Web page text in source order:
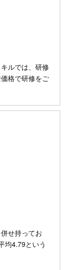
ルでは、研修
格で研修をご
せ持ってお
均4.79という